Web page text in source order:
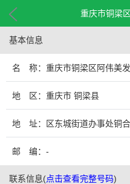
重庆市铜梁
基本信息
名 称：重庆市铜梁区阿伟美
地 区：重庆市 铜梁县
地 址：区东城街道办事处铜
邮 编：-
联系信息(点击查看完整号码)